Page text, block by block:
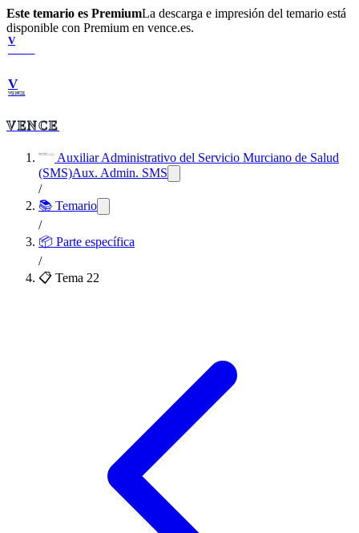
Este temario es PremiumLa descarga e impresión del temario está
disponible con Premium en vence.es.
V
V
VENCE
VENCE
Auxiliar Administrativo del Servicio Murciano de Salud
(SMS)Aux. Admin. SMS
/
📚 Temario
/
📦 Parte específica
/
📋 Tema 22